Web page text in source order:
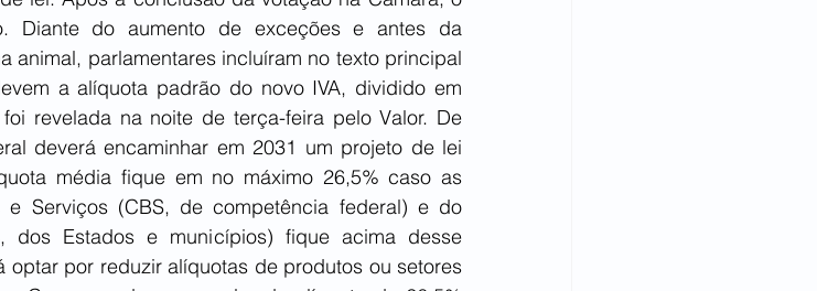
Diante do aumento de exceções e antes da
animal, parlamentares incluíram no texto principal
a alíquota padrão do novo IVA, dividido em
revelada na noite de terça-feira pelo Valor. De
deverá encaminhar em 2031 um projeto de lei
média fique em no máximo 26,5% caso as
Serviços (CBS, de competência federal) e do
dos Estados e municípios) fique acima desse
optar por reduzir alíquotas de produtos ou setores